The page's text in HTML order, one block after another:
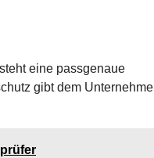
eine passgenaue
gibt dem